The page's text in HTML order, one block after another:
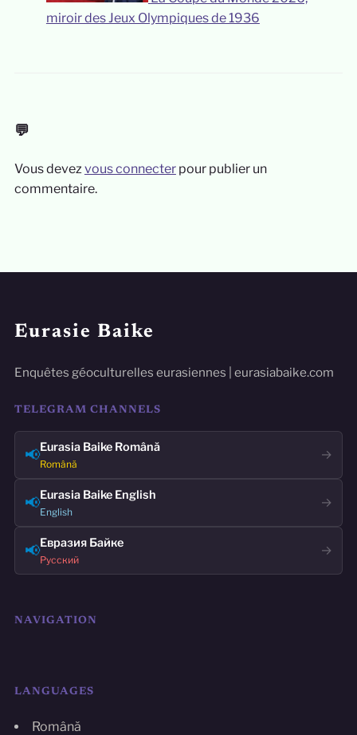
miroir des Jeux Olympiques de 1936
💬
Vous devez vous connecterpour publier un
commentaire.
Eurasie Baike
Enquêtes géoculturelles eurasiennes | eurasiabaike.com
TELEGRAM CHANNELS
📢Eurasia Baike Română
Română
→
📢Eurasia Baike English
English
→
📢Евразия Байке
Русский
→
NAVIGATION
LANGUAGES
Română